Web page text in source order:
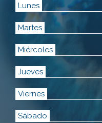
Lunes
Martes
Miércoles
Jueves
Viernes
Sábado